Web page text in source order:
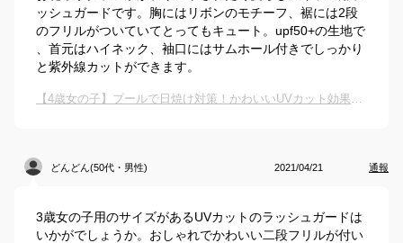
ッシュガードです。胸にはリボンのモチーフ、裾には2段
のフリルがついていてとってもキュート。upf50+の生地で
、首元はハイネック、袖口にはサムホール付きでしっかり
と紫外線カットができます。
【4歳女の子】プールで日焼け対策！かわいいUVカット効果のあるラッシュガードは？
どんどん(50代・男性) 2021/04/21 通報
3歳女の子用のサイズがあるUVカットのラッシュガードは
いかがでしょうか。おしゃれでかわいい二段フリルが付い